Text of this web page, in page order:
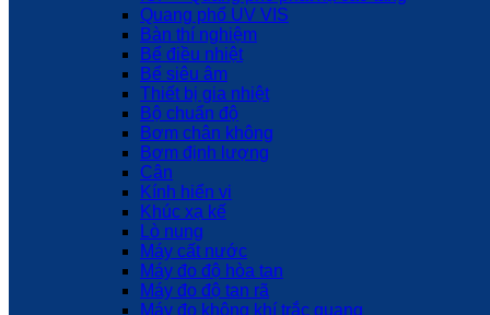
Quang phổ UV VIS
Bàn thí nghiệm
Bể điều nhiệt
Bể siêu âm
Thiết bị gia nhiệt
Bộ chuẩn độ
Bơm chân không
Bơm định lượng
Cân
Kính hiển vi
Khúc xạ kế
Lò nung
Máy cất nước
Máy đo độ hòa tan
Máy đo độ tan rã
Máy đo không khí trắc quang